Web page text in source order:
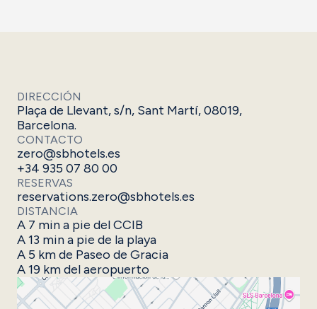
DIRECCIÓN
Plaça de Llevant, s/n, Sant Martí, 08019,
Barcelona.
CONTACTO
zero@sbhotels.es
+34 935 07 80 00
RESERVAS
reservations.zero@sbhotels.es
DISTANCIA
A 7 min a pie del CCIB​
A 13 min a pie de la playa
A 5 km de Paseo de Gracia​
A 19 km del aeropuerto